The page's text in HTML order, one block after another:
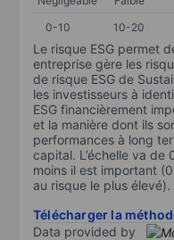
0-10
10-20
Le risque ESG permet
entreprise gère les
de risque ESG de
les investisseurs à
ESG financièrement
et la manière dont ils
performances à long
capital. L’échelle va de
moins il est important
au risque le plus élevé).
Télécharger la
Data provided by